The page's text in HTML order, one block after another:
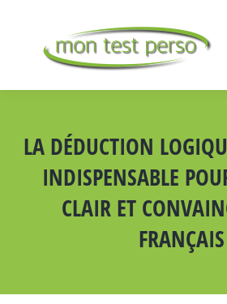
LA DÉDUCTION
INDISPENSABLE
CLAIR ET
FRANÇAIS